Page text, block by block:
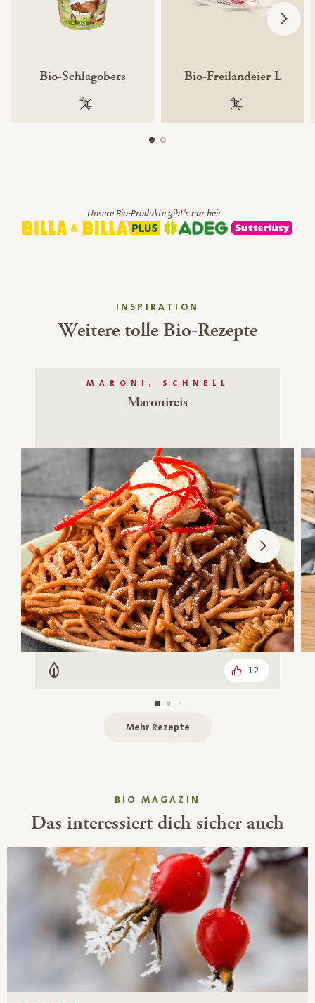
Bio-Schlagobers
100 % gentechnikfrei
Bio-Freilandeier L
100 %
Unsere Bio-Produkte gibt's nur bei:
INSPIRATION
Weitere tolle Bio-Rezepte
MARONI, SCHNELL
Maronireis
Vegetarisch 12
Mehr Rezepte
BIO MAGAZIN
Das interessiert dich sicher auch